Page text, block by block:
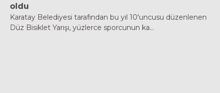
oldu
Karatay Belediyesi tarafından bu yıl 10'uncusu düzenlenen
Düz Bisiklet Yarışı, yüzlerce sporcunun ka...